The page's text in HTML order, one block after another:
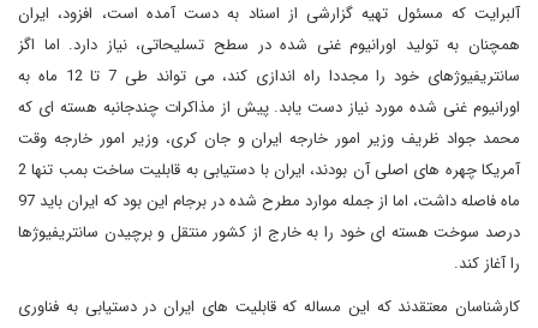
آلبرایت که مسئول تهیه گزارشی از اسناد به دست آمده است، افزود، ایران
همچنان به تولید اورانیوم غنی شده در سطح تسلیحاتی، نیاز دارد. اما اگز
سانتریفیوژهای خود را مجددا راه اندازی کند، می تواند طی 7 تا 12 ماه به
اورانیوم غنی شده مورد نیاز دست یابد. پیش از مذاکرات چندجانبه هسته ای که
محمد جواد ظریف وزیر امور خارجه ایران و جان کری، وزیر امور خارجه وقت
آمریکا چهره های اصلی آن بودند، ایران با دستیابی به قابلیت ساخت بمب تنها 2
ماه فاصله داشت، اما از جمله موارد مطرح شده در برجام این بود که ایران باید 97
درصد سوخت هسته ای خود را به خارج از کشور منتقل و برچیدن سانتریفیوژها
را آغاز کند.
کارشناسان معتقدند که این مساله که قابلیت های ایران در دستیابی به فناوری